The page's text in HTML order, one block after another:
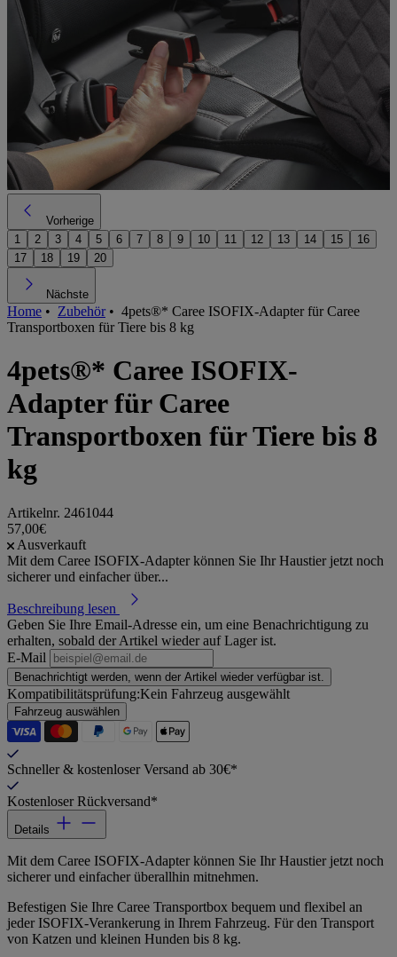
Vorherige
1
2 3 4 5 6 7 8 9 10 11 12 13 14 15
16
17
18 19 20
Nächste
Home • Zubehör• 4pets®* Caree ISOFIX-Adapter für Caree
Transportboxen für Tiere bis 8 kg
4pets®* Caree ISOFIX-
Adapter für Caree
Transportboxen für Tiere bis 8
kg
Artikelnr. 2461044
57,00€
Ausverkauft
Mit dem Caree ISOFIX-Adapter können Sie Ihr Haustier jetzt noch
sicherer und einfacher über...
Beschreibung lesen
Geben Sie Ihre Email-Adresse ein, um eine Benachrichtigung zu
erhalten, sobald der Artikel wieder auf Lager ist.
E-Mail
Benachrichtigt werden, wenn der Artikel wieder verfügbar ist.
Kompatibilitätsprüfung:Kein Fahrzeug ausgewählt
Fahrzeug auswählen
Schneller & kostenloser Versand ab 30€*
Kostenloser Rückversand*
Details
Mit dem Caree ISOFIX-Adapter können Sie Ihr Haustier jetzt noch
sicherer und einfacher überallhin mitnehmen.
Befestigen Sie Ihre Caree Transportbox bequem und flexibel an
jeder ISOFIX-Verankerung in Ihrem Fahrzeug. Für den Transport
von Katzen und kleinen Hunden bis 8 kg.